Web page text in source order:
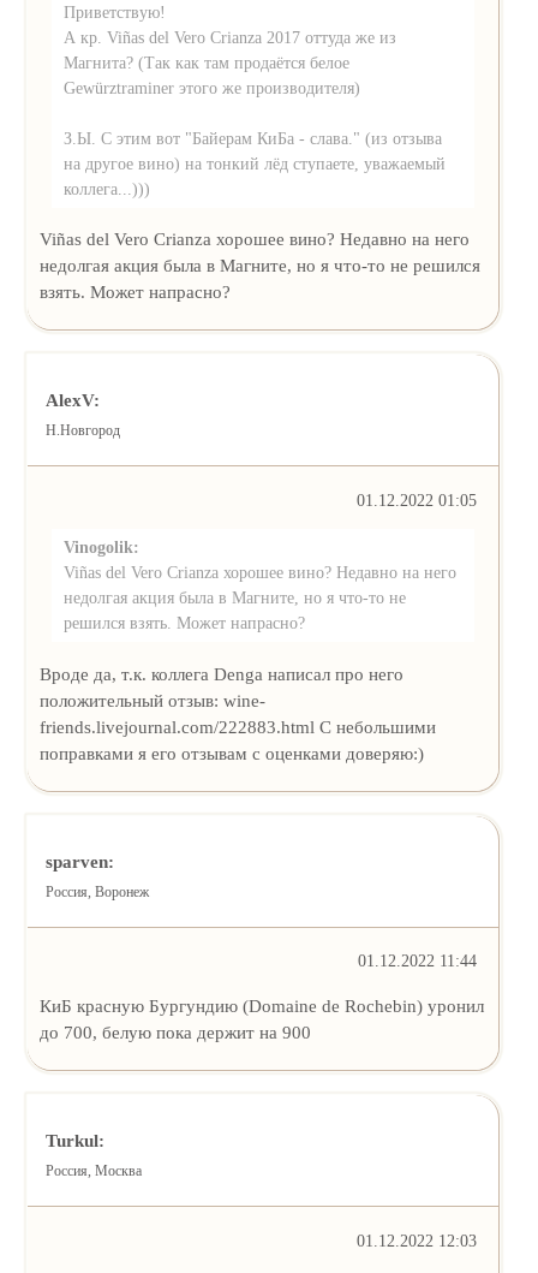
Приветствую!
А кр. Viñas del Vero Crianza 2017 оттуда же из
Магнита? (Так как там продаётся белое
Gewürztraminer этого же производителя)
З.Ы. С этим вот "Байерам КиБа - слава." (из отзыва
на другое вино) на тонкий лёд ступаете, уважаемый
коллега...)))
Viñas del Vero Crianza хорошее вино? Недавно на него
недолгая акция была в Магните, но я что-то не решился
взять. Может напрасно?
AlexV:
Н.Новгород
01.12.2022 01:05
Vinogolik:
Viñas del Vero Crianza хорошее вино? Недавно на него
недолгая акция была в Магните, но я что-то не
решился взять. Может напрасно?
Вроде да, т.к. коллега Denga написал про него
положительный отзыв: wine-
friends.livejournal.com/222883.html С небольшими
поправками я его отзывам с оценками доверяю:)
sparven:
Россия, Воронеж
01.12.2022 11:44
КиБ красную Бургундию (Domaine de Rochebin) уронил
до 700, белую пока держит на 900
Turkul:
Россия, Москва
01.12.2022 12:03